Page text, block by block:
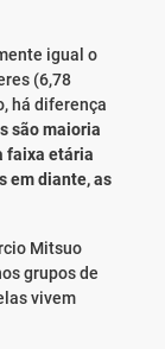
igual o
(6,78
há diferença
são maioria
faixa etária
em diante, as
Mitsuo
grupos de
vivem